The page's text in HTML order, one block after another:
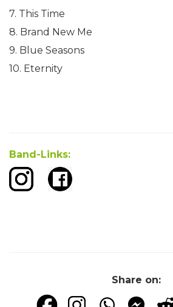
7. This Time
8. Brand New Me
9. Blue Seasons
10. Eternity
Band-Links:
Share on: